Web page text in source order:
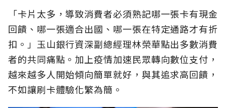
「卡片太多，導致消費者必須熟記哪一張卡有現金
回饋、哪一張適合出國、哪一張在特定通路才有折
扣。」玉山銀行資深副總經理林榮華點出多數消費
者的共同痛點。加上疫情加速民眾轉向數位支付，
越來越多人開始傾向簡單就好，與其追求高回饋，
不如讓刷卡體驗化繁為簡。